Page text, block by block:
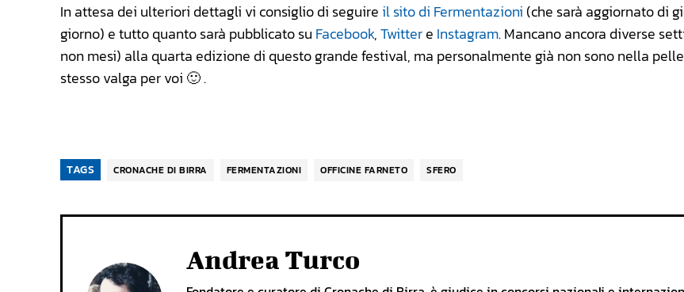
In attesa dei ulteriori dettagli vi consiglio di seguire il sito di Fermentazioni (che sarà aggiornato di
giorno) e tutto quanto sarà pubblicato su Facebook,Twittere Instagram. Mancano ancora diverse
non mesi) alla quarta edizione di questo grande festival, ma personalmente già non sono nella
stesso valga per voi 🙂 .
TAGS CRONACHE DI BIRRA FERMENTAZIONI OFFICINE FARNETO SFERO
Andrea Turco